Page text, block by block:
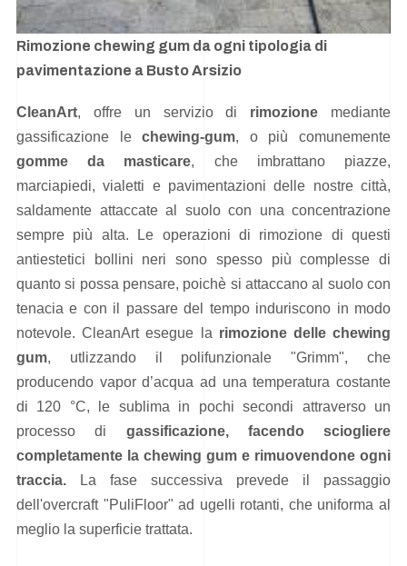
Rimozione chewing gum da ogni tipologia di
pavimentazione a Busto Arsizio
CleanArt, offre un servizio di rimozione mediante
gassificazione lechewing-gum, o più comunemente
gomme da masticare, che imbrattano piazze,
marciapiedi, vialetti e pavimentazioni delle nostre città,
saldamente attaccate al suolo con una concentrazione
sempre più alta. Le operazioni di rimozione di questi
antiestetici bollini neri sono spesso più complesse di
quanto si possa pensare, poichè si attaccano al suolo con
tenacia e con il passare del tempo induriscono in modo
notevole. CleanArt esegue la rimozione delle chewing
gum, utlizzando il polifunzionale "Grimm", che
producendo vapor d’acqua ad una temperatura costante
di 120 °C, le sublima in pochi secondi attraverso un
processo di gassificazione, facendo sciogliere
completamente la chewing gum e rimuovendone ogni
traccia. La fase successiva prevede il passaggio
dell'overcraft "PuliFloor" ad ugelli rotanti, che uniforma al
meglio la superficie trattata.